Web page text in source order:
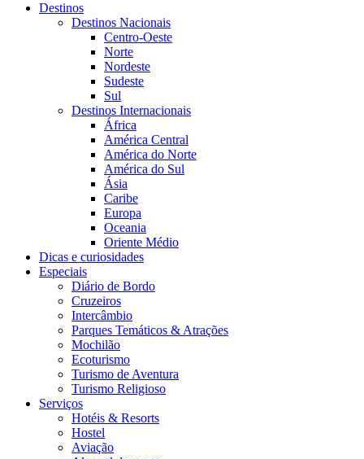
Destinos
Destinos Nacionais
Centro-Oeste
Norte
Nordeste
Sudeste
Sul
Destinos Internacionais
África
América Central
América do Norte
América do Sul
Ásia
Caribe
Europa
Oceania
Oriente Médio
Dicas e curiosidades
Especiais
Diário de Bordo
Cruzeiros
Intercâmbio
Parques Temáticos & Atrações
Mochilão
Ecoturismo
Turismo de Aventura
Turismo Religioso
Serviços
Hotéis & Resorts
Hostel
Aviação